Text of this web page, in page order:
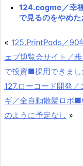
124.cogme／幸
で見るのをやめた
« 125.PrintPods／90
ェブ博覧会サイト／
で投資■採用できまし
127.ローコード開発／
ギ／全自動散髪ロボ■
のように予定なし »